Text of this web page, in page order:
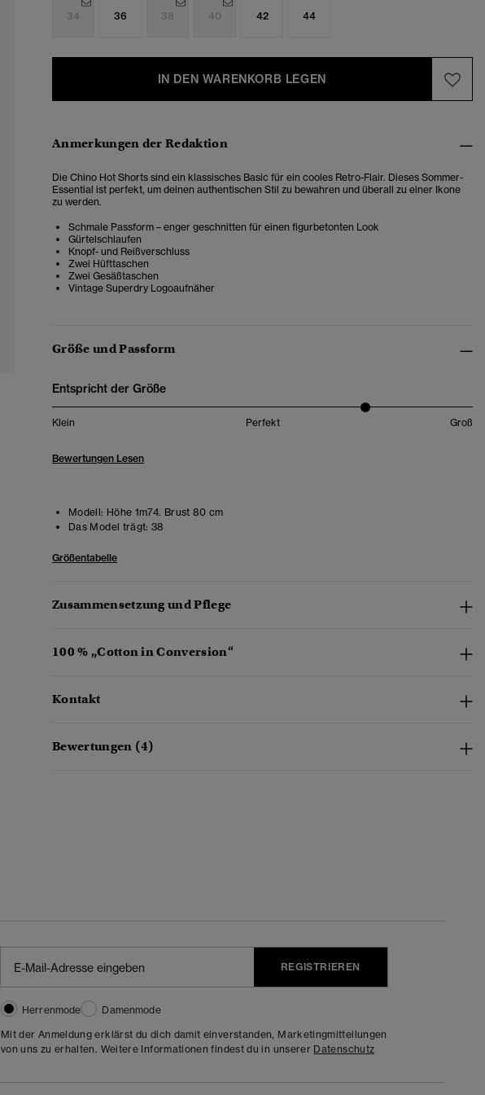
34 36 38 40 42 44
IN DEN WARENKORB LEGEN
Anmerkungen der Redaktion
Die Chino Hot Shorts sind ein klassisches Basic für ein cooles Retro-Flair. Dieses Sommer-
Essential ist perfekt, um deinen authentischen Stil zu bewahren und überall zu einer Ikone
zu werden.
Schmale Passform – enger geschnitten für einen figurbetonten Look
Gürtelschlaufen
Knopf- und Reißverschluss
Zwei Hüfttaschen
Zwei Gesäßtaschen
Vintage Superdry Logoaufnäher
Größe und Passform
Entspricht der Größe
Klein Perfekt Groß
Bewertungen Lesen
Modell: Höhe 1m74. Brust 80 cm
Das Model trägt: 38
Größentabelle
Zusammensetzung und Pflege
100 % „Cotton in Conversion“
Kontakt
Bewertungen (4)
REGISTRIEREN
Herrenmode
Damenmode
Mit der Anmeldung erklärst du dich damit einverstanden, Marketingmitteilungen
von uns zu erhalten. Weitere Informationen findest du in unserer Datenschutz